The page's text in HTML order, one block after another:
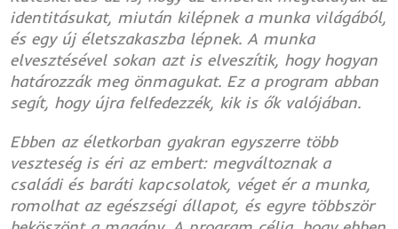
identitásukat, miután kilépnek a munka világából,
és egy új életszakaszba lépnek. A munka
elvesztésével sokan azt is elveszítik, hogy hogyan
határozzák meg önmagukat. Ez a program abban
segít, hogy újra felfedezzék, kik is ők valójában.
Ebben az életkorban gyakran egyszerre több
veszteség is éri az embert: megváltoznak a
családi és baráti kapcsolatok, véget ér a munka,
romolhat az egészségi állapot, és egyre többször